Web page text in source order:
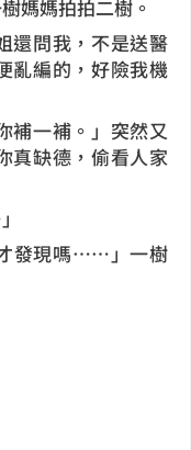
媽媽拍拍二樹。
問我，不是送醫
亂編的，好險我機
一補。」突然又
真缺德，偷看人家
發現嗎……」一樹